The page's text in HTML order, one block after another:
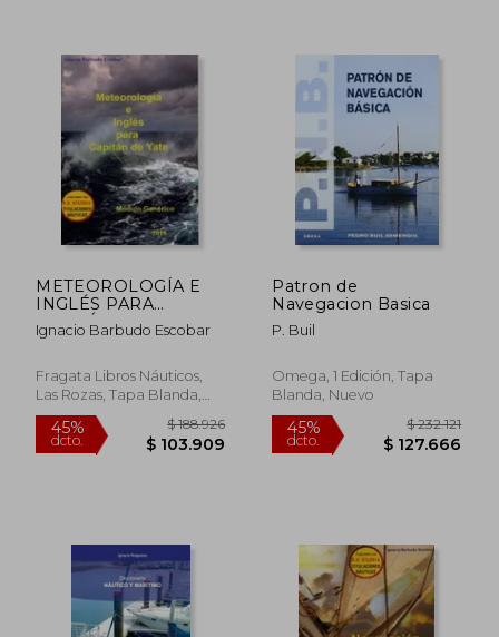
45%
dcto.
$ 282.463
$ 155.355 dcto. $
METEOROLOGÍA E
INGLÉS PARA
CAPITÁN DE YATE.
MÓDULO GENÉRICO
Ignacio Barbudo Escobar
Fragata Libros Náuticos,
Las Rozas, Tapa Blanda,
Nuevo
Patron de
Navegacion Basica
P. Buil
Omega, 1 Edición, Tapa
Blanda, Nuevo